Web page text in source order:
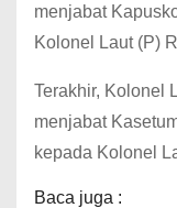
menjabat
Kolonel Laut (P)
Terakhir, Kolonel
menjabat
kepada Kolonel
Baca juga :